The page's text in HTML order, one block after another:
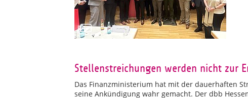
Stellenstreichungen werden nicht zur
Das Finanzministerium hat mit der dauerhaften
seine Ankündigung wahr gemacht. Der dbb